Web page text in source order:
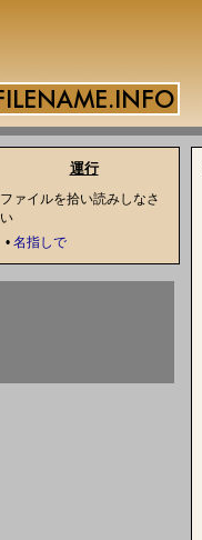
運行
ファイルを拾い読みしなさ
い
• 名指しで